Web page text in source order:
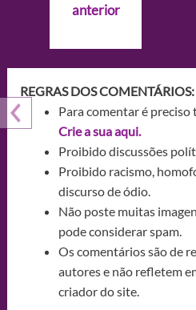
Postanterior
REGRAS DOS COMENTÁRIOS:
Para comentar é
Crie a sua aqui.
Proibido discussões
Proibido racismo,
discurso de ódio.
Não poste muitas
pode considerar spam.
Os comentários são de
autores e não refletem
criador do site.